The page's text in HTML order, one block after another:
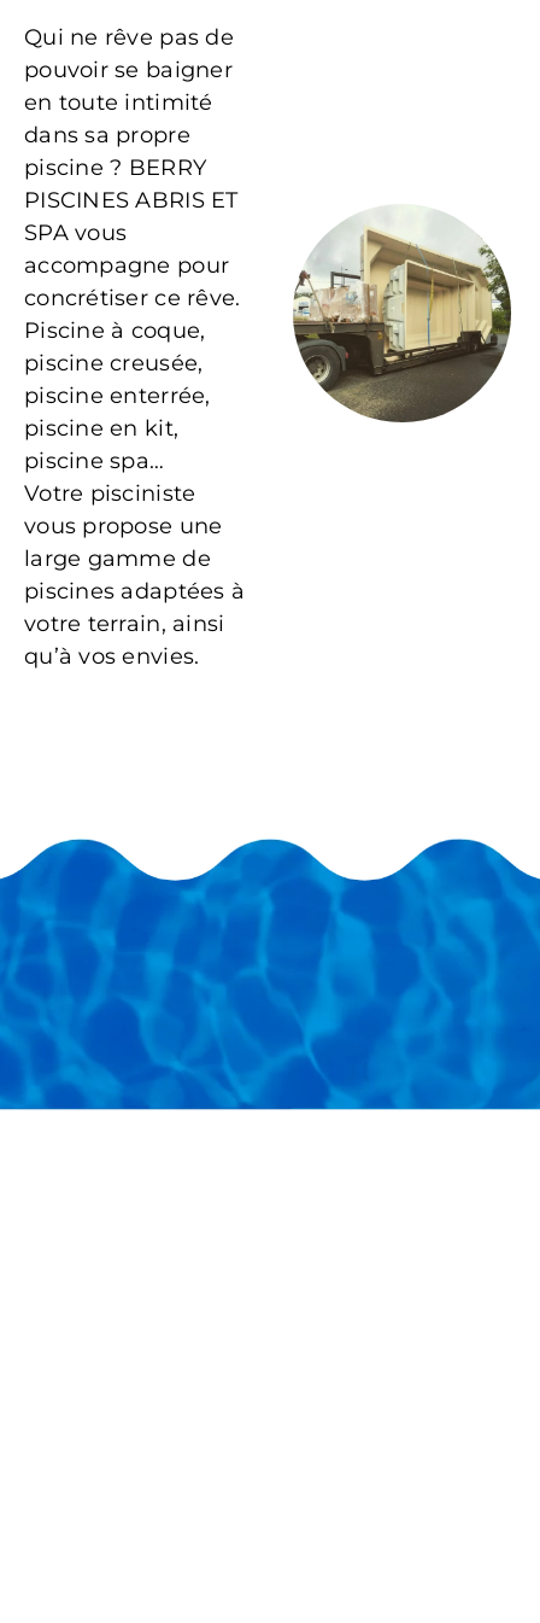
Qui ne rêve pas de
pouvoir se baigner
en toute intimité
dans sa propre
piscine ? BERRY
PISCINES ABRIS ET
SPA vous
accompagne pour
concrétiser ce rêve.
Piscine à coque,
piscine creusée,
piscine enterrée,
piscine en kit,
piscine spa…
Votre pisciniste
vous propose une
large gamme de
piscines adaptées à
votre terrain, ainsi
qu’à vos envies.